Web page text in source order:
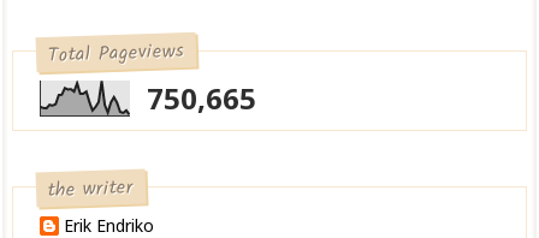
Total Pageviews
750,665
the writer
Erik Endriko